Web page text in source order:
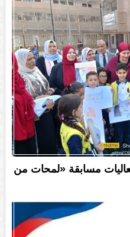
مسابقة «لمحات من